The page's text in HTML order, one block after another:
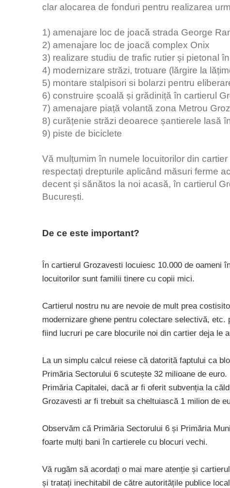
clar alocarea de fonduri pentru realizarea
1) amenajare loc de joacă strada George
2) amenajare loc de joacă complex Onix
3) realizare studiu de trafic rutier și pietonal
4) modernizare străzi, trotuare (lărgire la
5) montare stalpisori si bolarzi pentru
6) construire școală și grădiniță în cartierul
7) amenajare piață volantă zona Metrou
8) curățenie străzi deoarece șantierele lasă
9) piste de biciclete
Vă mulțumim în numele locuitorilor din
respectați drepturile aplicând măsuri ferme
decent și sănătos la noi acasă, în cartierul
București.
De ce este important?
În cartierul Grozavesti locuiesc 10.000 de oameni
locuitorilor sunt familii tinere cu copii mici.
Cartierul nostru nu are nevoie de mult prea
modernizare ghene pentru colectare selectivă,
fiind lucruri pe care blocurile noi din cartier deja le
La un simplu calcul reiese că datorită faptului ca
Primăria Sectorului 6 scutește 32 milioane de euro.
Primăria Capitalei, dacă ar fi oferit subvenția la
Grozavesti ar fi trebuit sa cheltuiască 1 milion de
Observăm că Primăria Sectorului 6 și Primăria
foarte mulți bani în cartierele cu blocuri vechi.
Vă rugăm să acordați o mai mare atenție și
și tratați inechitabil de către autoritățile publice